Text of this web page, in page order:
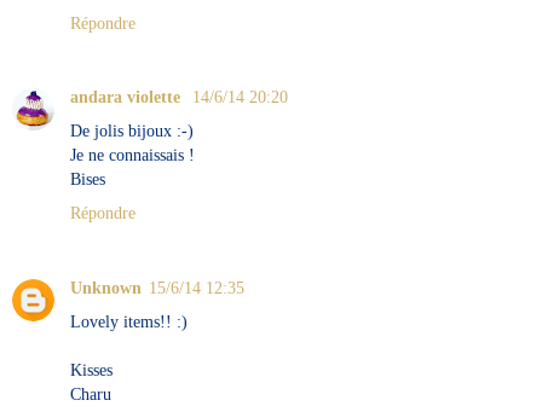
Répondre
andara violette
14/6/14 20:20
De jolis bijoux :-)
Je ne connaissais !
Bises
Répondre
Unknown 15/6/14 12:35
Lovely items!! :)
Kisses
Charu